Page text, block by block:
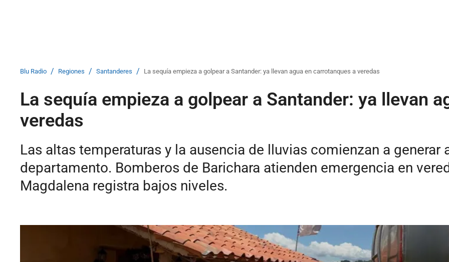
Blu Radio / Regiones / Santanderes / La sequía empieza a golpear a Santander: ya llevan agua en carrotanques a veredas
La sequía empieza a golpear a Santander: ya llevan
veredas
Las altas temperaturas y la ausencia de lluvias comienzan a
departamento. Bomberos de Barichara atienden emergencia en
Magdalena registra bajos niveles.